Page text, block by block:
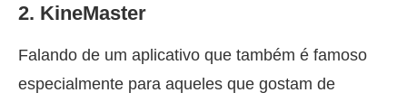
2. KineMaster
Falando de um aplicativo que também é famoso
especialmente para aqueles que gostam de